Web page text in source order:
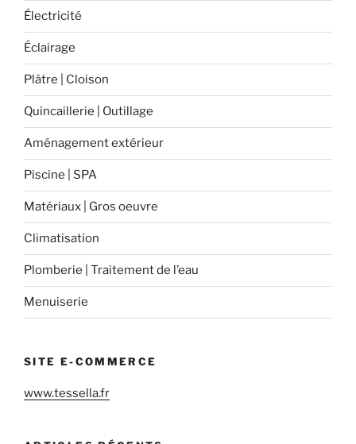
Électricité
Éclairage
Plâtre | Cloison
Quincaillerie | Outillage
Aménagement extérieur
Piscine | SPA
Matériaux | Gros oeuvre
Climatisation
Plomberie | Traitement de l’eau
Menuiserie
SITE E-COMMERCE
www.tessella.fr